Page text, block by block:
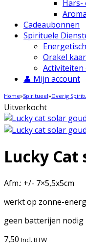
Cadeaubonnen
Spirituele
Orakel
👤 Mijn account
Home»Spiritueel»Overig
Uitverkocht
Lucky Cat
Afm.: +/- 7×5,5x5cm
werkt op zonne-
geen batterijen nodig
7,50 Incl. BTW